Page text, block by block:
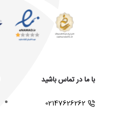
با ما در تماس باشید
02147626262